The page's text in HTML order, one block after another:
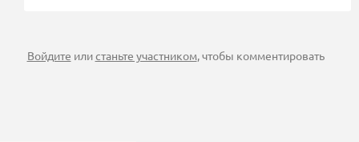
Войдите илистаньте участником, чтобы комментировать